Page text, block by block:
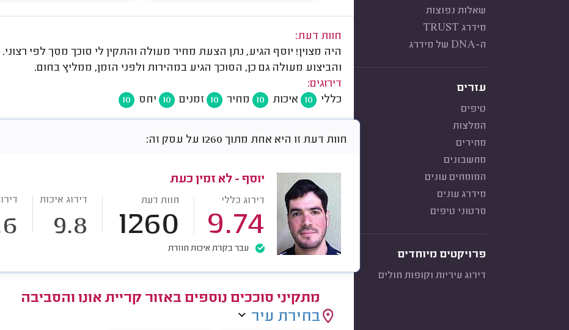
שאלות נפוצות
מידרג TRUST
ה-DNA של מידרג
עזרים
טיפים
המלצות
מחירים
מחשבונים
המומחים עונים
מידרג עונים
סרטוני טיפים
פרויקטים מיוחדים
דירוג עיריות וקופות חולים
חוות דעת:
היה מצוין! יוסף הגיע, נתן הצעת מחיר מעולה והתקין לי סוכך מסך לפי
והביצוע מעולה גם כן, הסוכך הגיע במהירות ולפני הזמן, ממליץ בחום.
דירוגים:
כללי
10 איכות 10 מחיר 10 זמנים 10 יחס 10
חוות דעת זו היא אחת מתוך 1260 על עסק זה:
יוסף - לא זמין כעת
דירוג כללי
9.74
חוות דעת
1260
דירוג איכות
9.8
עבר בקרת איכות חוזרת
מתקיני סוככים נוספים באזור קריית אונו והסביבה
בחירת עיר